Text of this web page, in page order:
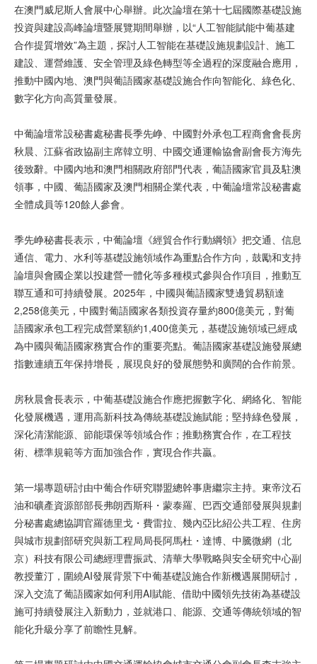
在澳門威尼斯人會展中心舉辦。此次論壇在第十七屆國際基礎設施
投資與建設高峰論壇暨展覽期間舉辦，以“人工智能賦能中葡基建
合作提質增效”為主題，探討人工智能在基礎設施規劃設計、施工
建設、運營維護、安全管理及綠色轉型等全過程的深度融合應用，
推動中國內地、澳門與葡語國家基礎設施合作向智能化、綠色化、
數字化方向高質量發展。
中葡論壇常設秘書處秘書長季先峥、中國對外承包工程商會會長房
秋晨、江蘇省政協副主席韓立明、中國交通運輸協會副會長方海先
後致辭。中國內地和澳門相關政府部門代表，葡語國家官員及駐澳
領事，中國、葡語國家及澳門相關企業代表，中葡論壇常設秘書處
全體成員等120餘人參會。
季先峥秘書長表示，中葡論壇《經貿合作行動綱領》把交通、信息
通信、電力、水利等基礎設施領域作為重點合作方向，鼓勵和支持
論壇與會國企業以投建營一體化等多種模式參與合作項目，推動互
聯互通和可持續發展。2025年，中國與葡語國家雙邊貿易額達
2,258億美元，中國對葡語國家各類投資存量約800億美元，對葡
語國家承包工程完成營業額約1,400億美元，基礎設施領域已經成
為中國與葡語國家務實合作的重要亮點。葡語國家基礎設施發展總
指數連續五年保持增長，展現良好的發展態勢和廣闊的合作前景。
房秋晨會長表示，中葡基礎設施合作應把握數字化、網絡化、智能
化發展機遇，運用高新科技為傳統基礎設施賦能；堅持綠色發展，
深化清潔能源、節能環保等領域合作；推動務實合作，在工程技
術、標準規範等方面加強合作，實現合作共贏。
第一場專題研討由中葡合作研究聯盟總幹事唐繼宗主持。東帝汶石
油和礦產資源部部長弗朗西斯科・蒙泰羅、巴西交通部發展與規劃
分秘書處總協調官羅德里戈・費雷拉、幾內亞比紹公共工程、住房
與城市規劃部研究與新工程局局長阿馬杜・達博、中騰微網（北
京）科技有限公司總經理曹振武、清華大學戰略與安全研究中心副
教授董汀，圍繞AI發展背景下中葡基礎設施合作新機遇展開研討，
深入交流了葡語國家如何利用AI賦能、借助中國領先技術為基礎設
施可持續發展注入新動力，並就港口、能源、交通等傳統領域的智
能化升級分享了前瞻性見解。